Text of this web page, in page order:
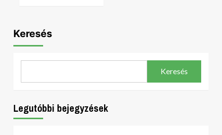
Keresés
Keresés
Legutóbbi bejegyzések